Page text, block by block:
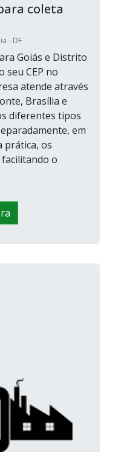
coleta
- DF
Goiás e Distrito
seu CEP no
atende através
Brasília e
diferentes tipos
em
prática, os
o